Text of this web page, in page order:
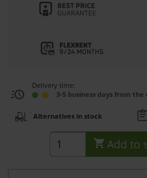
Delivery time:
3-5 business days from
Alternatives in stock
Add to